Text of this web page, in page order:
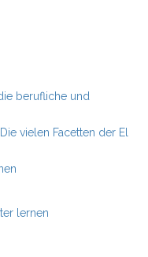
berufliche und
vielen Facetten der El
lernen